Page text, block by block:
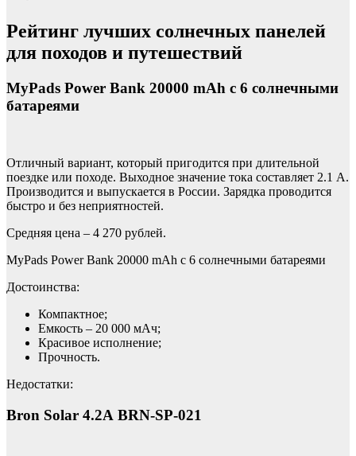
Рейтинг лучших солнечных панелей
для походов и путешествий
MyPads Power Bank 20000 mAh с 6 солнечными
батареями
Отличный вариант, который пригодится при длительной
поездке или походе. Выходное значение тока составляет 2.1 А.
Производится и выпускается в России. Зарядка проводится
быстро и без неприятностей.
Средняя цена – 4 270 рублей.
MyPads Power Bank 20000 mAh с 6 солнечными батареями
Достоинства:
Компактное;
Емкость – 20 000 мАч;
Красивое исполнение;
Прочность.
Недостатки:
Bron Solar 4.2А BRN-SP-021